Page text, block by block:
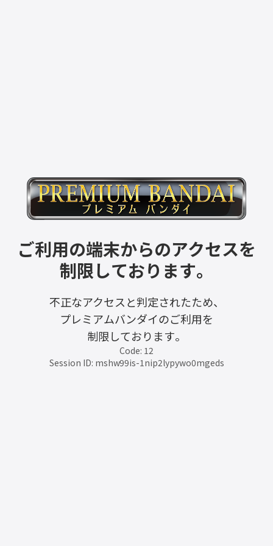
ご利用の端末からのアクセスを
制限しております。
不正なアクセスと判定されたため、
プレミアムバンダイのご利用を
制限しております。
Code: 12
Session ID: mshw99is-1nip2lypywo0mgeds